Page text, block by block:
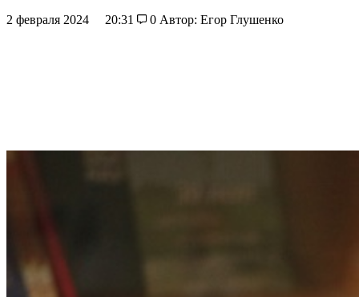
2 февраля 2024 20:31 0 Автор: Егор Глушенко